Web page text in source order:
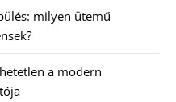
milyen ütemű
a modern